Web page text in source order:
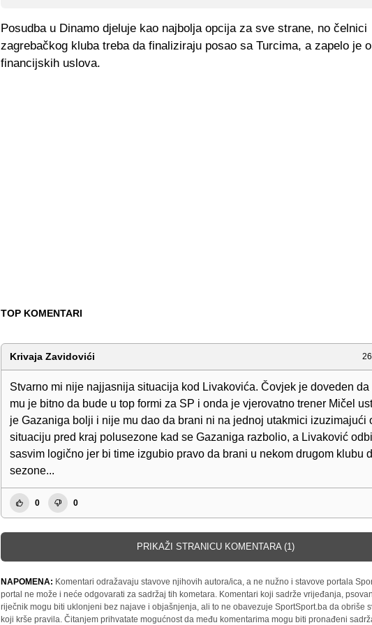
Posudba u Dinamo djeluje kao najbolja opcija za sve strane, no čelnici
zagrebačkog kluba treba da finaliziraju posao sa Turcima, a zapelo je
financijskih uslova.
TOP KOMENTARI
Krivaja Zavidovići
Stvarno mi nije najjasnija situacija kod Livakovića. Čovjek je doveden da
mu je bitno da bude u top formi za SP i onda je vjerovatno trener Mičel
je Gazaniga bolji i nije mu dao da brani ni na jednoj utakmici izuzimajući
situaciju pred kraj polusezone kad se Gazaniga razbolio, a Livaković
sasvim logično jer bi time izgubio pravo da brani u nekom drugom klubu
sezone...
0 0
PRIKAŽI STRANICU KOMENTARA (1)
NAPOMENA: Komentari odražavaju stavove njihovih autora/ica, a ne nužno i stavove portala
portal ne može i neće odgovarati za sadržaj tih kometara. Komentari koji sadrže vrijeđanja,
riječnik mogu biti uklonjeni bez najave i objašnjenja, ali to ne obavezuje SportSport.ba da obriše
koji krše pravila. Čitanjem prihvatate mogućnost da među komentarima mogu biti pronađeni